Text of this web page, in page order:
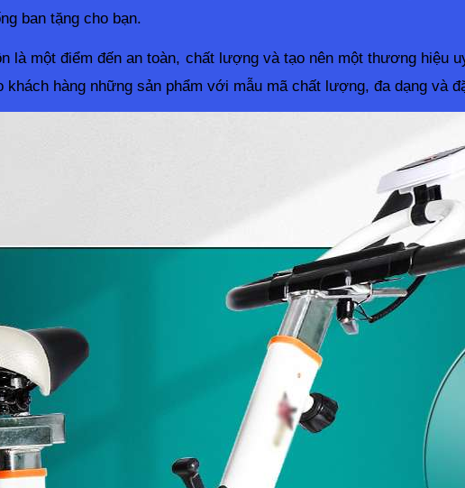
ban tặng cho bạn.
là một điểm đến an toàn, chất lượng và tạo nên một thương hiệu
hàng những sản phẩm với mẫu mã chất lượng, đa dạng và